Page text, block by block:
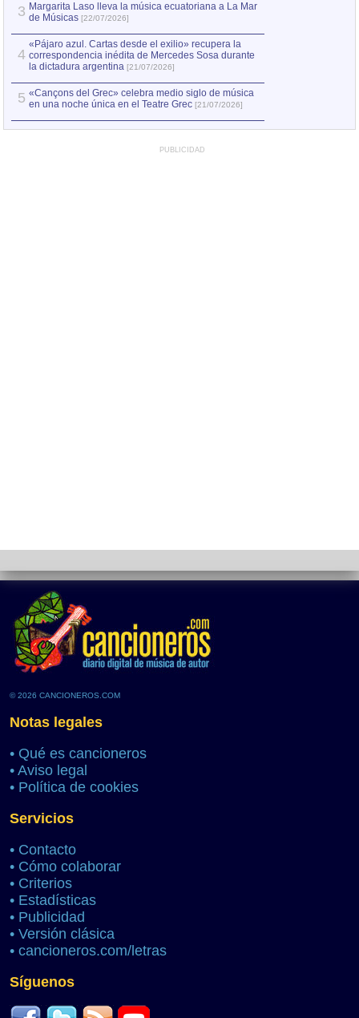
3 Margarita Laso lleva la música ecuatoriana a La Mar
de Músicas [22/07/2026]
4
«Pájaro azul. Cartas desde el exilio» recupera la
correspondencia inédita de Mercedes Sosa durante
la dictadura argentina [21/07/2026]
5 «Cançons del Grec» celebra medio siglo de música
en una noche única en el Teatre Grec [21/07/2026]
PUBLICIDAD
© 2026 CANCIONEROS.COM
Notas legales
• Qué es cancioneros
• Aviso legal
• Política de cookies
Servicios
• Contacto
• Cómo colaborar
• Criterios
• Estadísticas
• Publicidad
• Versión clásica
• cancioneros.com/letras
Síguenos